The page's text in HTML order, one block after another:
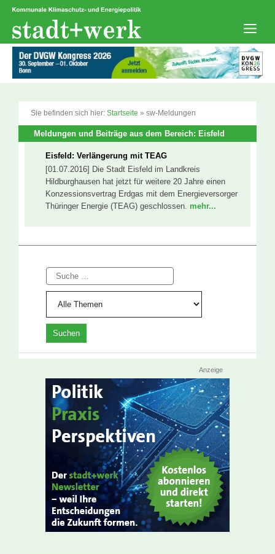
Zum
springen
Sie befinden sich hier: Startseite » sw-Meldungen
Meldungen und Beiträge aus dem Bereich: Eisfeld
Eisfeld: Verlängerung mit TEAG
[01.07.2016] Die Stadt Eisfeld im Landkreis
Hildburghausen hat jetzt für weitere 20 Jahre einen
Konzessionsvertrag Erdgas mit dem Energieversorger
Thüringer Energie (TEAG) geschlossen. mehr...
Suche
Anzeige